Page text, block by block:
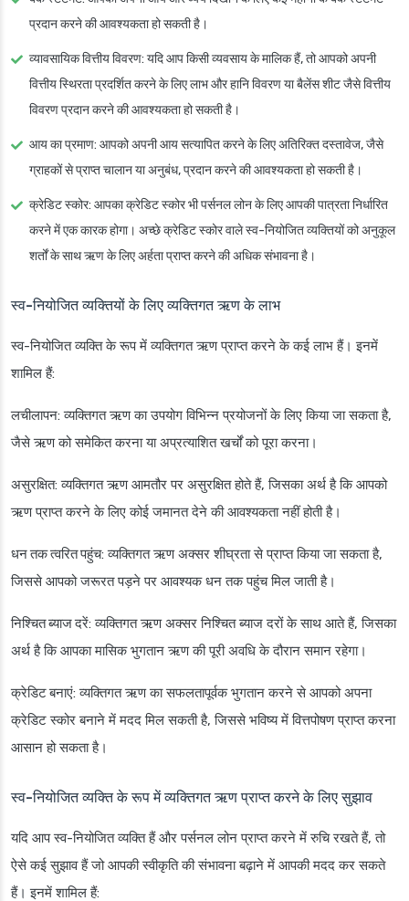
प्रदान करने की आवश्यकता हो सकती है।
व्यावसायिक वित्तीय विवरण: यदि आप किसी व्यवसाय के मालिक हैं, तो आपको अपनी
वित्तीय स्थिरता प्रदर्शित करने के लिए लाभ और हानि विवरण या बैलेंस शीट जैसे वित्तीय
विवरण प्रदान करने की आवश्यकता हो सकती है।
आय का प्रमाण: आपको अपनी आय सत्यापित करने के लिए अतिरिक्त दस्तावेज, जैसे
ग्राहकों से प्राप्त चालान या अनुबंध, प्रदान करने की आवश्यकता हो सकती है।
क्रेडिट स्कोर: आपका क्रेडिट स्कोर भी पर्सनल लोन के लिए आपकी पात्रता निर्धारित
करने में एक कारक होगा। अच्छे क्रेडिट स्कोर वाले स्व-नियोजित व्यक्तियों को अनुकूल
शर्तों के साथ ऋण के लिए अर्हता प्राप्त करने की अधिक संभावना है।
स्व-नियोजित व्यक्तियों के लिए व्यक्तिगत ऋण के लाभ
स्व-नियोजित व्यक्ति के रूप में व्यक्तिगत ऋण प्राप्त करने के कई लाभ हैं। इनमें
शामिल हैं:
लचीलापन: व्यक्तिगत ऋण का उपयोग विभिन्न प्रयोजनों के लिए किया जा सकता है,
जैसे ऋण को समेकित करना या अप्रत्याशित खर्चों को पूरा करना।
असुरक्षित: व्यक्तिगत ऋण आमतौर पर असुरक्षित होते हैं, जिसका अर्थ है कि आपको
ऋण प्राप्त करने के लिए कोई जमानत देने की आवश्यकता नहीं होती है।
धन तक त्वरित पहुंच: व्यक्तिगत ऋण अक्सर शीघ्रता से प्राप्त किया जा सकता है,
जिससे आपको जरूरत पड़ने पर आवश्यक धन तक पहुंच मिल जाती है।
निश्चित ब्याज दरें: व्यक्तिगत ऋण अक्सर निश्चित ब्याज दरों के साथ आते हैं, जिसका
अर्थ है कि आपका मासिक भुगतान ऋण की पूरी अवधि के दौरान समान रहेगा।
क्रेडिट बनाएं: व्यक्तिगत ऋण का सफलतापूर्वक भुगतान करने से आपको अपना
क्रेडिट स्कोर बनाने में मदद मिल सकती है, जिससे भविष्य में वित्तपोषण प्राप्त करना
आसान हो सकता है।
स्व-नियोजित व्यक्ति के रूप में व्यक्तिगत ऋण प्राप्त करने के लिए सुझाव
यदि आप स्व-नियोजित व्यक्ति हैं और पर्सनल लोन प्राप्त करने में रुचि रखते हैं, तो
ऐसे कई सुझाव हैं जो आपकी स्वीकृति की संभावना बढ़ाने में आपकी मदद कर सकते
हैं। इनमें शामिल हैं: